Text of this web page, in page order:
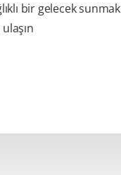
bir gelecek sunmak